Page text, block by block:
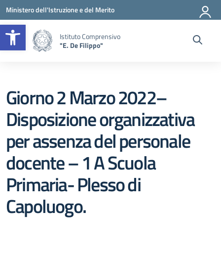
Apri la barra degli strumenti
Vai ai contenuti
Vai al menu di navigazione
Vai al footer
Ministero dell'Istruzione e del Merito
Istituto Comprensivo
"E. De Filippo"
Giorno 2 Marzo 2022–
Disposizione organizzativa
per assenza del personale
docente – 1 A Scuola
Primaria- Plesso di
Capoluogo.